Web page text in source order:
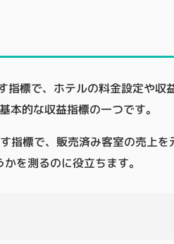
指標で、ホテルの料金設定や収
本的な収益指標の一つです。
指標で、販売済み客室の売上を
を測るのに役立ちます。